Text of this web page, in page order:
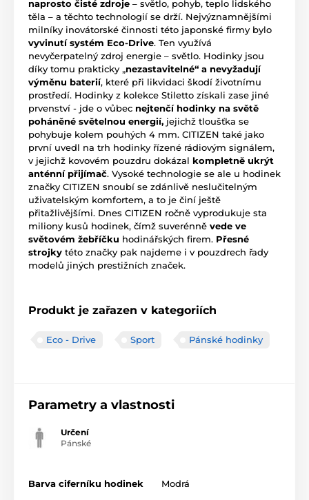
naprosto čisté zdroje – světlo, pohyb, teplo lidského
těla – a těchto technologií se drží. Nejvýznamnějšími
milníky inovátorské činnosti této japonské firmy bylo
vyvinutí systém Eco-Drive. Ten využívá
nevyčerpatelný zdroj energie – světlo. Hodinky jsou
díky tomu prakticky „nezastavitelné“ a nevyžadují
výměnu baterií, které při likvidaci škodí životnímu
prostředí. Hodinky z kolekce Stiletto získali zase jiné
prvenství - jde o vůbec nejtenčí hodinky na světě
poháněné světelnou energií, jejichž tloušťka se
pohybuje kolem pouhých 4 mm. CITIZEN také jako
první uvedl na trh hodinky řízené rádiovým signálem,
v jejichž kovovém pouzdru dokázal kompletně ukrýt
anténní přijímač. Vysoké technologie se ale u hodinek
značky CITIZEN snoubí se zdánlivě neslučitelným
uživatelským komfortem, a to je činí ještě
přitažlivějšími. Dnes CITIZEN ročně vyprodukuje sta
miliony kusů hodinek, čímž suverénně vede ve
světovém žebříčku hodinářských firem. Přesné
strojky této značky pak najdeme i v pouzdrech řady
modelů jiných prestižních značek.
Produkt je zařazen v kategoriích
Eco - Drive Sport Pánské hodinky
Parametry a vlastnosti
Určení
Pánské
Barva ciferníku hodinek Modrá